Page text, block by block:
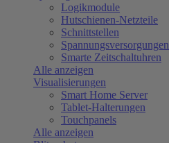
Logikmodule
Hutschienen-Netzteile
Schnittstellen
Spannungsversorgungen
Smarte Zeitschaltuhren
Alle anzeigen
Visualisierungen
Smart Home Server
Tablet-Halterungen
Touchpanels
Alle anzeigen